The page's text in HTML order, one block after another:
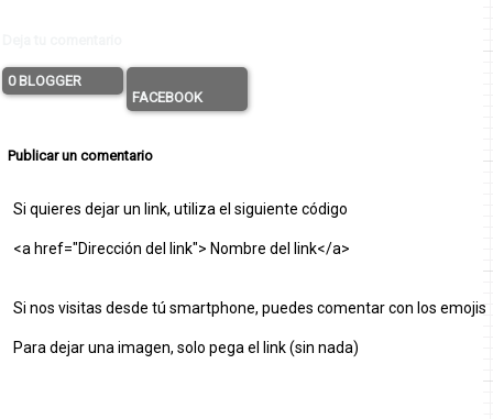
0 BLOGGER
FACEBOOK
Publicar un comentario
Si quieres dejar un link, utiliza el siguiente código
<a href="Dirección del link"> Nombre del link</a>
Si nos visitas desde tú smartphone, puedes comentar con los emojis
Para dejar una imagen, solo pega el link (sin nada)